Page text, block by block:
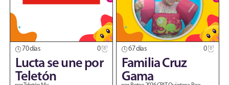
70 días 0
Lucta se une por
Teletón
67 días 0
Familia Cruz
Gama